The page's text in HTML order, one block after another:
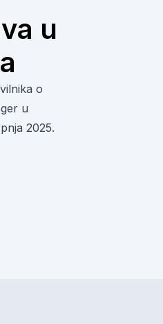
u
o
u
2025.